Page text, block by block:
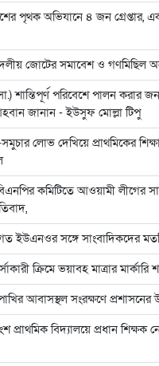
পৃথক অভিযানে ৪ জন গ্রেপ্তার,
জোটের সমাবেশ ও গণমিছিল
শান্তিপূর্ণ পরিবেশে পালন করার
জানান - ইউসুফ মোল্লা টিপু
সমুচার লোভ দেখিয়ে প্রাথমিকের
কমিটিতে আওয়ামী লীগের
ইউএনওর সঙ্গে সাংবাদিকদের
ক্রিমে ভয়াবহ মাত্রার মার্কারি
আবাসস্থল সংরক্ষণে প্রশাসনের
প্রাথমিক বিদ্যালয়ে প্রধান শিক্ষক